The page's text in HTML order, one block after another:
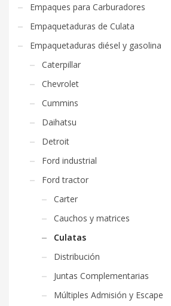
Empaques para Carburadores
Empaquetaduras de Culata
Empaquetaduras diésel y gasolina
Caterpillar
Chevrolet
Cummins
Daihatsu
Detroit
Ford industrial
Ford tractor
Carter
Cauchos y matrices
Culatas
Distribución
Juntas Complementarias
Múltiples Admisión y Escape